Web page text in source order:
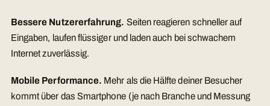
Bessere Nutzererfahrung. Seiten reagieren schneller auf
Eingaben, laufen flüssiger und laden auch bei schwachem
Internet zuverlässig.
Mobile Performance. Mehr als die Hälfte deiner Besucher
kommt über das Smartphone (je nach Branche und Messung